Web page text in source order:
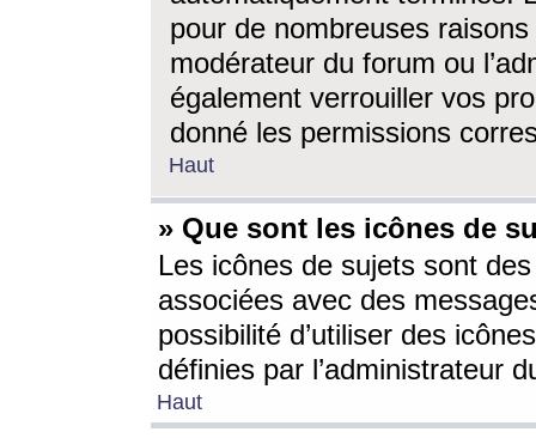
pour de nombreuses
modérateur du forum ou
également verrouiller vos
donné les permissions
Haut
» Que sont les icônes de
Les icônes de sujets sont
associées avec des
possibilité d’utiliser des
définies par l’administrateur
Haut